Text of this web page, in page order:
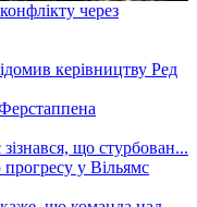
через
у Вільямс